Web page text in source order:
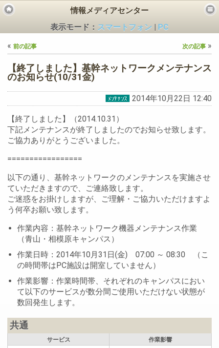
情報メディアセンター
表示モード： スマートフォン
PC
« 前の記事 次の記事 »
【終了しました】基幹ネットワークメンテナンス
のお知らせ(10/31金)
2014年10月22日 12:40
【終了しました】（2014.10.31）
下記メンテナンスが終了しましたのでお知らせ致します。
ご協力ありがとうございました。
=================
以下の通り、基幹ネットワークのメンテナンスを実施させ
ていただきますので、ご連絡致します。
ご迷惑をお掛けしますが、ご理解・ご協力いただけますよ
う何卒お願い致します。
作業内容：基幹ネットワーク機器メンテナンス作業
（青山・相模原キャンパス）
作業日時：2014年10月31日(金) 07:00 ～ 08:30 （こ
の時間帯はPC施設は開室していません）
作業影響：作業時間帯、それぞれのキャンパスにおい
て以下のサービスが数分間ご使用いただけない状態が
数回発生します。
共通
サービス
作業影響